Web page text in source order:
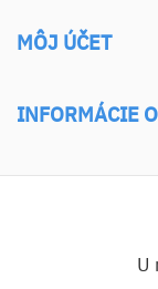
MÔJ ÚČET
INFORMÁCIE
U